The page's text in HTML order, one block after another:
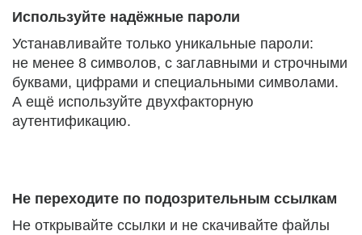
Используйте надёжные пароли
Устанавливайте только уникальные пароли:
не менее 8 символов, с заглавными и строчными
буквами, цифрами и специальными символами.
А ещё используйте двухфакторную
аутентификацию.
Не переходите по подозрительным ссылкам
Не открывайте ссылки и не скачивайте файлы